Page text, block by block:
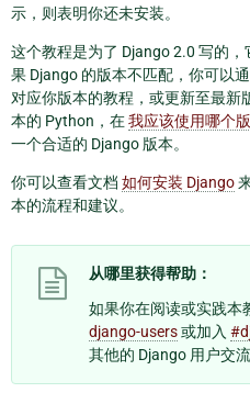
示，则表明你还未安装。
这个教程是为了 Django 2.0 写的
果 Django 的版本不匹配，你可以
对应你版本的教程，或更新至最新
本的 Python，在我应该使用哪个
一个合适的 Django 版本。
你可以查看文档 如何安装 Django
本的流程和建议。
从哪里获得帮助：
如果你在阅读或实践本
django-users或加入
其他的 Django 用户交